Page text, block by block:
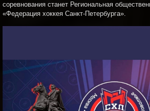
соревнования станет Региональная
«Федерация хоккея Санкт-Петербурга».